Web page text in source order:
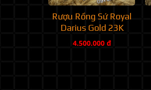
Rượu Rồng Sứ Royal
Darius Gold 23K
4.500.000 đ